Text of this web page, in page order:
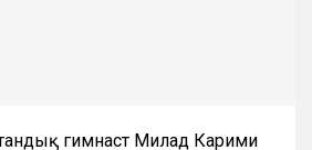
гимнаст Милад Карими